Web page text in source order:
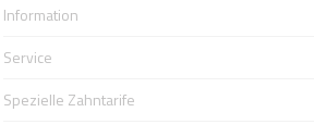
Information
Service
Spezielle Zahntarife